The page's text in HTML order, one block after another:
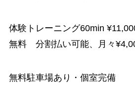
体験トレーニング60min
無料 分割払い可能、月々
無料駐車場あり・個室完備